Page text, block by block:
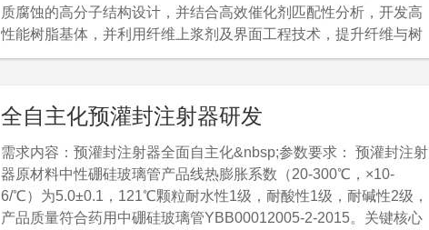
质腐蚀的高分子结构设计，并结合高效催化剂匹配性分析，开发高
性能树脂基体，并利用纤维上浆剂及界面工程技术，提升纤维与树
脂基体的界面结合力和结合质量，全面提高复合材料耐井下环境能
管-金属接头的高强、高可靠性的连接技术。
全自主化预灌封注射器研发
需求内容：预灌封注射器全面自主化&nbsp;参数要求： 预灌封注射
器原材料中性硼硅玻璃管产品线热膨胀系数（20-300℃，×10-
6/℃）为5.0±0.1，121℃颗粒耐水性1级，耐酸性1级，耐碱性2级，
产品质量符合药用中硼硅玻璃管YBB00012005-2-2015。关键核心